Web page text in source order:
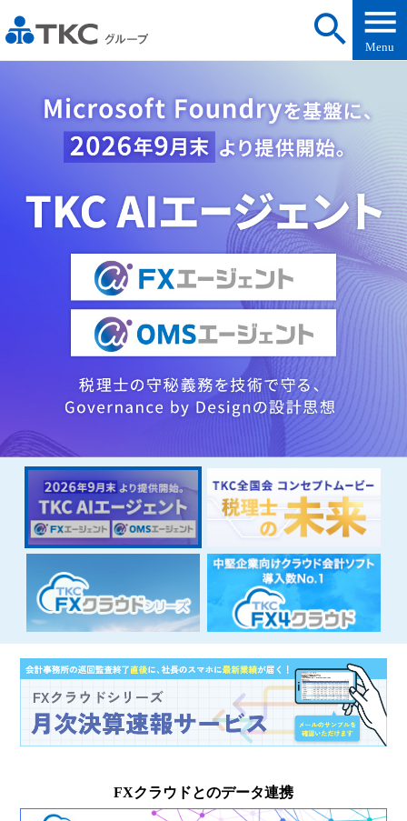
search menu
Menu
のご紹介
IR
上場企業
の皆様へ
税理士・会計士
の皆様へ
法曹界・
法科大学院
地方公共団体
の皆様へ
最新情報 アクセス
採用情報 総合お問合せ
English
FXクラウドとのデータ連携